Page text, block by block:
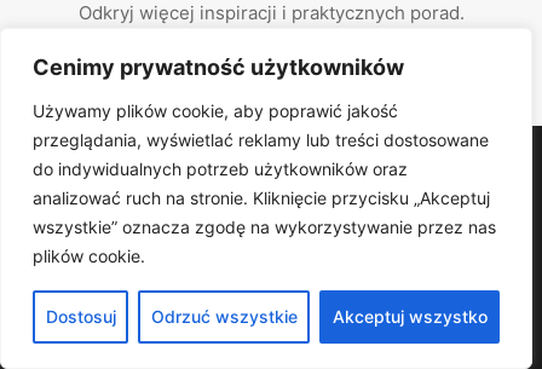
Cenimy prywatność użytkowników
Używamy plików cookie, aby poprawić jakość
przeglądania, wyświetlać reklamy lub treści dostosowane
do indywidualnych potrzeb użytkowników oraz
analizować ruch na stronie. Kliknięcie przycisku „Akceptuj
wszystkie” oznacza zgodę na wykorzystywanie przez nas
plików cookie.
Dostosuj Odrzuć wszystkie Akceptuj wszystko
Odkryj więcej inspiracji i praktycznych porad.
PRZEGLĄDAJ ARTYKUŁY
Dominspiracji
Dominspiracje – Twój dom, ogród i własny styl.. Znajdziesz u
nas praktyczne porady, trendy i sprawdzone rozwiązania.
KATEGORIE
Kuchnia
Łazienka